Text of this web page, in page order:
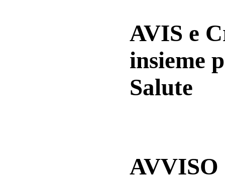
AVIS e
insieme
Salute